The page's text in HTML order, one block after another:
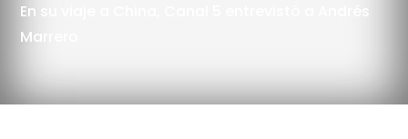
En su viaje a China, Canal 5 entrevistó a Andrés
Marrero